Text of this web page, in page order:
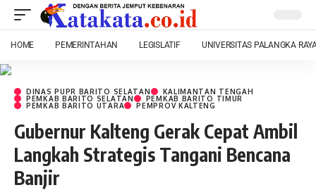
HOME PEMERINTAHAN LEGISLATIF UNIVERSITAS PALANGKA
DINAS PUPR BARITO SELATAN
KALIMANTAN TENGAH
PEMKAB BARITO SELATAN
PEMKAB BARITO TIMUR
PEMKAB BARITO UTARA
PEMPROV KALTENG
Gubernur Kalteng Gerak Cepat Ambil
Langkah Strategis Tangani Bencana
Banjir